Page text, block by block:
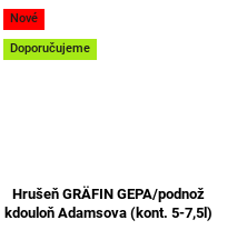
Nové
Doporučujeme
Hrušeň GRÄFIN GEPA/podnož
kdouloň Adamsova (kont. 5-7,5l)